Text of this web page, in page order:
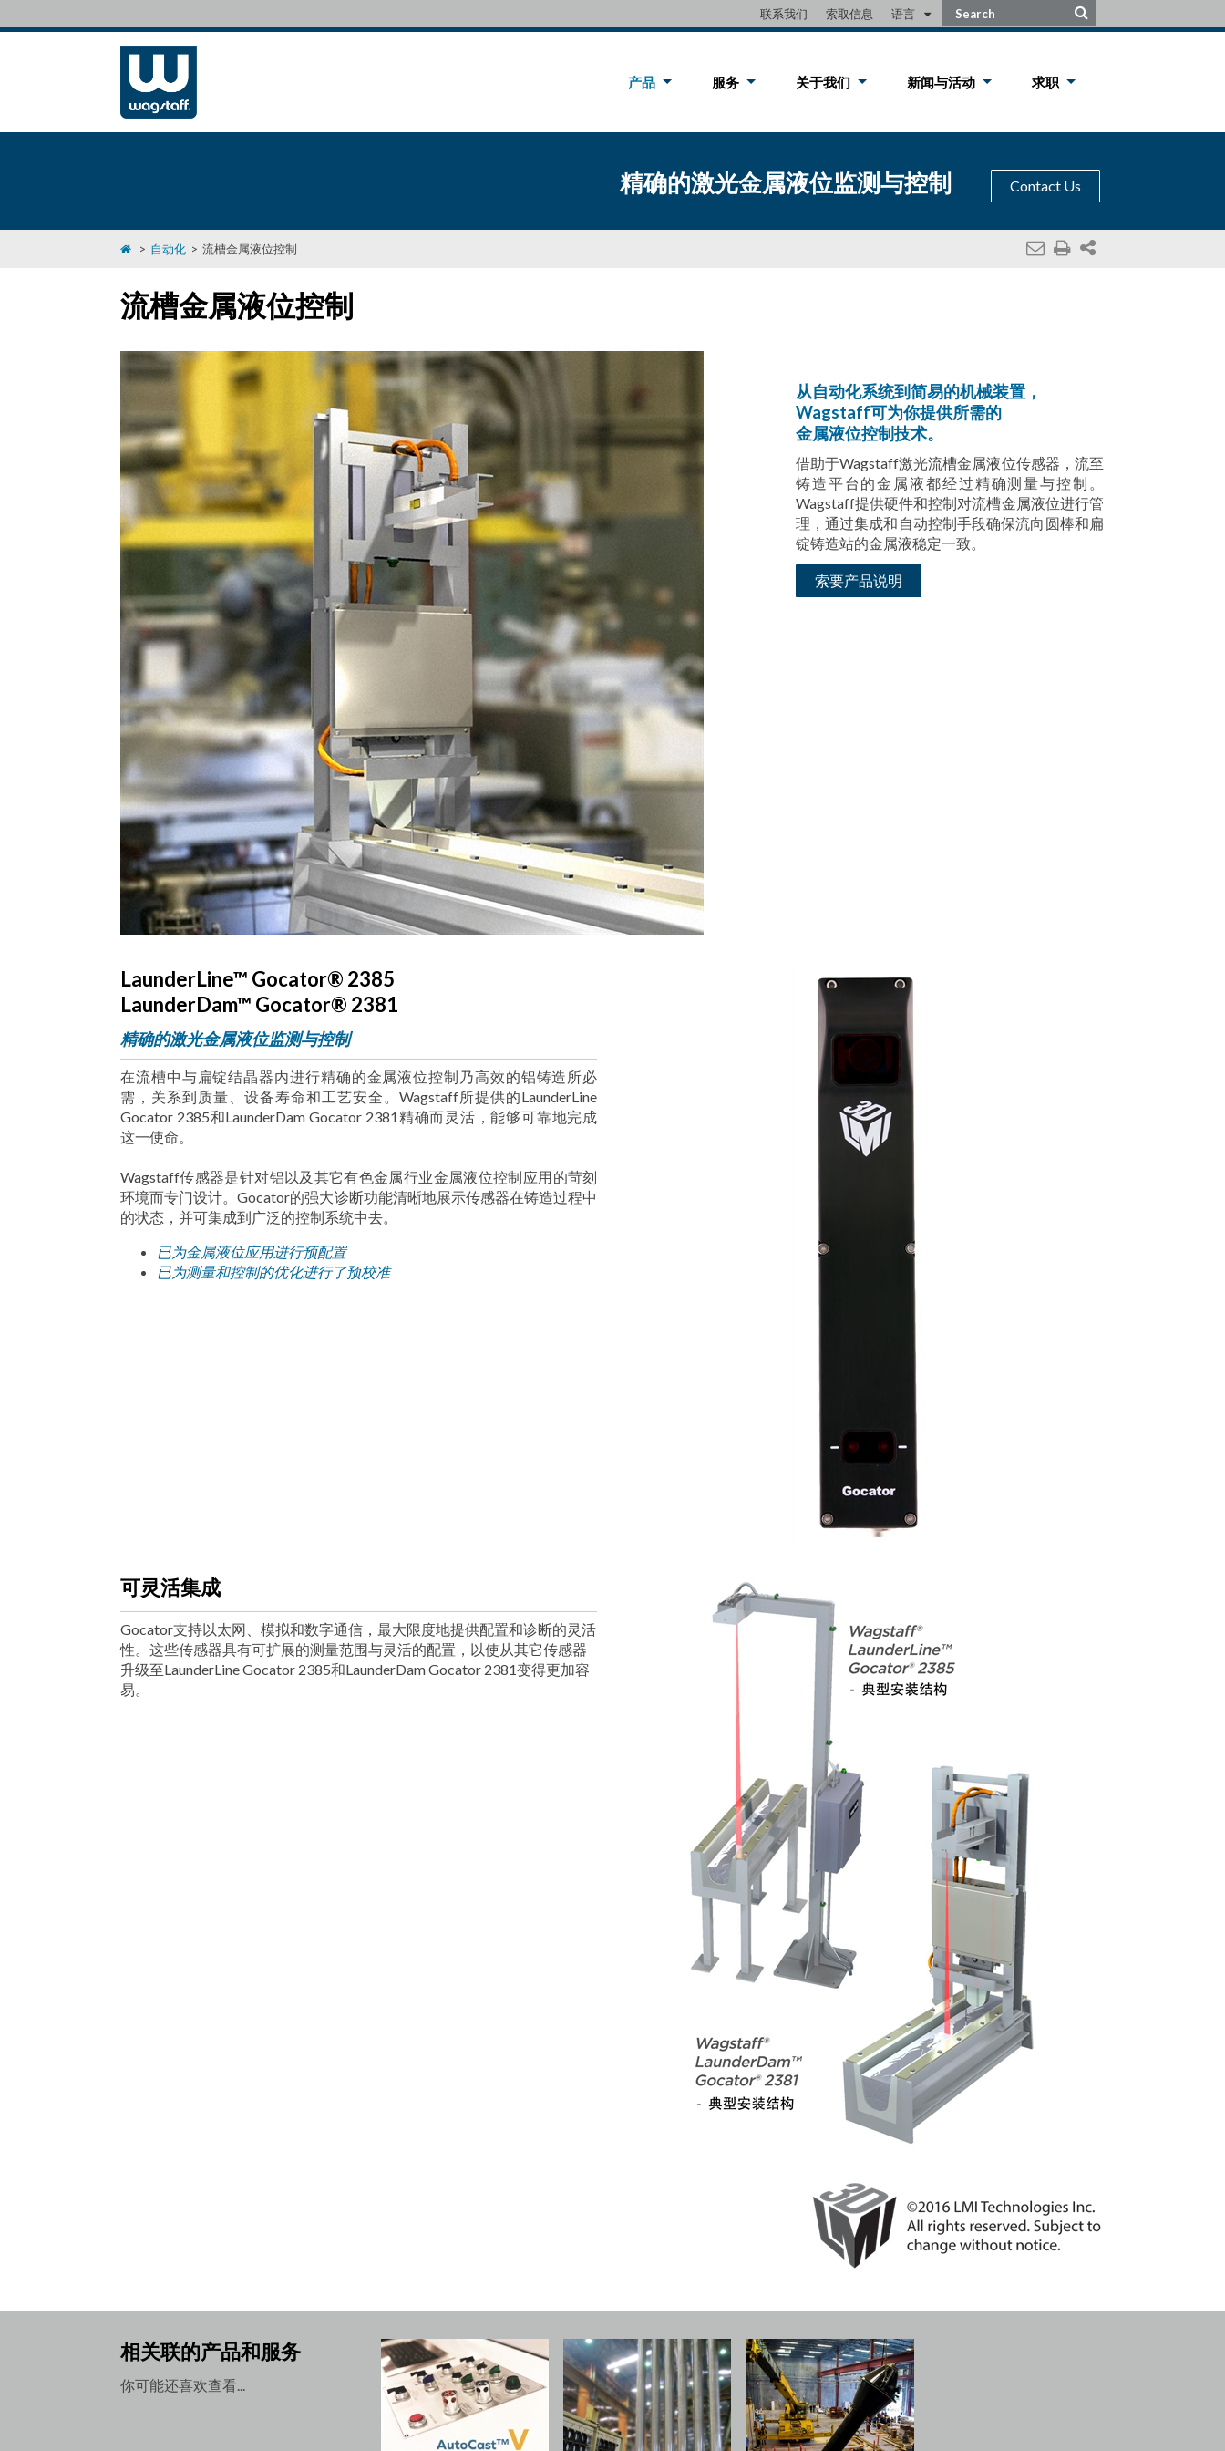
联系我们 索取信息 语言
产品 服务 关于我们 新闻与活动 求职
精确的激光金属液位监测与控制 Contact Us
> 自动化 > 流槽金属液位控制
流槽金属液位控制
从自动化系统到简易的机械装置，
Wagstaff可为你提供所需的
金属液位控制技术。
借助于Wagstaff激光流槽金属液位传感器，流至
铸造平台的金属液都经过精确测量与控制。
Wagstaff提供硬件和控制对流槽金属液位进行管
理，通过集成和自动控制手段确保流向圆棒和扁
锭铸造站的金属液稳定一致。
索要产品说明
LaunderLine™ Gocator® 2385
LaunderDam™ Gocator® 2381
精确的激光金属液位监测与控制
在流槽中与扁锭结晶器内进行精确的金属液位控制乃高效的铝铸造所必
需，关系到质量、设备寿命和工艺安全。Wagstaff所提供的LaunderLine
Gocator 2385和LaunderDam Gocator 2381精确而灵活，能够可靠地完成
这一使命。
Wagstaff传感器是针对铝以及其它有色金属行业金属液位控制应用的苛刻
环境而专门设计。Gocator的强大诊断功能清晰地展示传感器在铸造过程中
的状态，并可集成到广泛的控制系统中去。
已为金属液位应用进行预配置
已为测量和控制的优化进行了预校准
可灵活集成
Gocator支持以太网、模拟和数字通信，最大限度地提供配置和诊断的灵活
性。这些传感器具有可扩展的测量范围与灵活的配置，以使从其它传感器
升级至LaunderLine Gocator 2385和LaunderDam Gocator 2381变得更加容
易。
相关联的产品和服务
你可能还喜欢查看...